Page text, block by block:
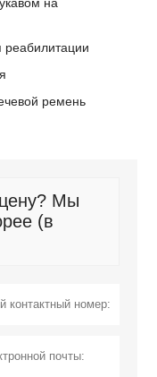
реабилитации
ремень
Мы
(в